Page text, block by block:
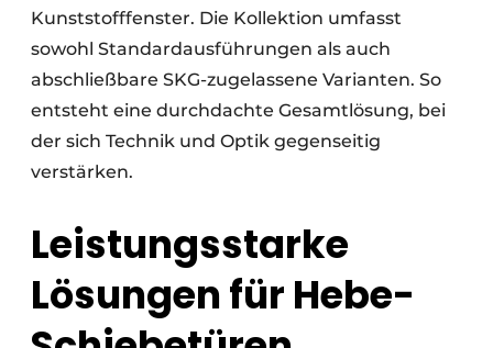
Kunststofffenster. Die Kollektion umfasst
sowohl Standardausführungen als auch
abschließbare SKG-zugelassene Varianten. So
entsteht eine durchdachte Gesamtlösung, bei
der sich Technik und Optik gegenseitig
verstärken.
Leistungsstarke
Lösungen für Hebe-